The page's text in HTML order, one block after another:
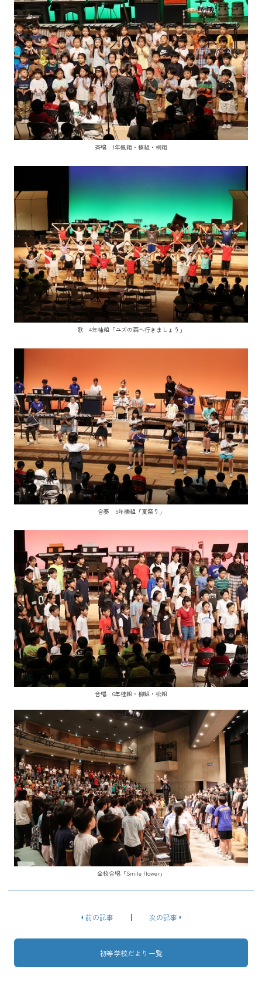
斉唱 1年楓組・楠組・桐組
歌 4年柚組「ユズの森へ行きましょう」
合奏 5年櫟組「夏祭り」
合唱 6年桂組・柳組・松組
全校合唱「Smile flower」
前の記事 次の記事
初等学校だより一覧